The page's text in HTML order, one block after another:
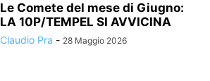
Le Comete del mese di Giugno:
LA 10P/TEMPEL SI AVVICINA
Claudio Pra - 28 Maggio 2026